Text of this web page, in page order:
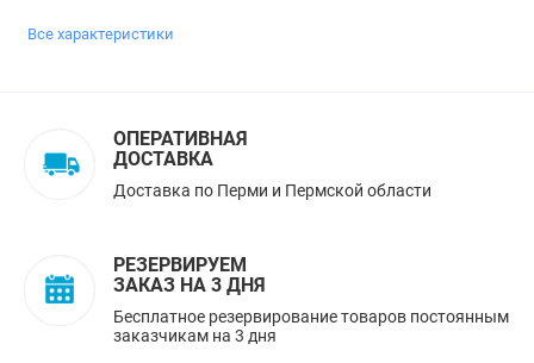
Все характеристики
ОПЕРАТИВНАЯ
ДОСТАВКА
Доставка по Перми и Пермской области
РЕЗЕРВИРУЕМ
ЗАКАЗ НА 3 ДНЯ
Бесплатное резервирование товаров постоянным
заказчикам на 3 дня